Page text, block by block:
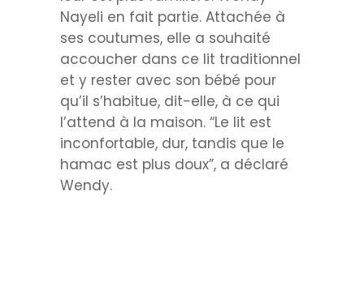
Nayeli en fait partie. Attachée à
ses coutumes, elle a souhaité
accoucher dans ce lit traditionnel
et y rester avec son bébé pour
qu’il s’habitue, dit-elle, à ce qui
l’attend à la maison. “Le lit est
inconfortable, dur, tandis que le
hamac est plus doux”, a déclaré
Wendy.